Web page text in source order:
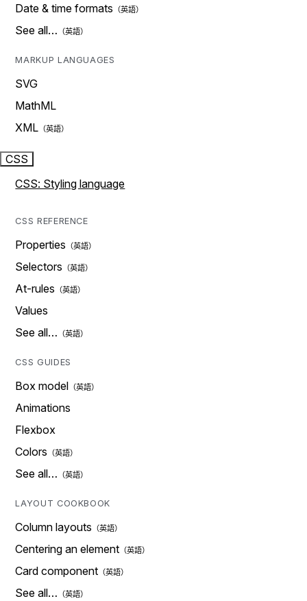
Date & time formats
See all…
MARKUP LANGUAGES
SVG
MathML
XML
CSS
CSS: Styling language
CSS REFERENCE
Properties
Selectors
At-rules
Values
See all…
CSS GUIDES
Box model
Animations
Flexbox
Colors
See all…
LAYOUT COOKBOOK
Column layouts
Centering an element
Card component
See all…